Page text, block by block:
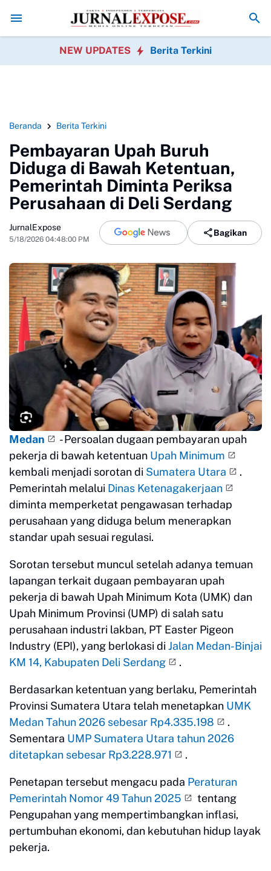
Banten Soroti Dugaan Penyimpangan Program P3TGAI 2026
NEW UPDATES Berita Terkini
Beranda Berita Terkini
Pembayaran Upah Buruh
Diduga di Bawah Ketentuan,
Pemerintah Diminta Periksa
Perusahaan di Deli Serdang
JurnalExpose
5/18/2026 04:48:00 PM
Bagikan
Medan
- Persoalan dugaan pembayaran upah
pekerja di bawah ketentuan Upah Minimum
kembali menjadi sorotan di Sumatera Utara
.
Pemerintah melalui Dinas Ketenagakerjaan
diminta memperketat pengawasan terhadap
perusahaan yang diduga belum menerapkan
standar upah sesuai regulasi.
Sorotan tersebut muncul setelah adanya temuan
lapangan terkait dugaan pembayaran upah
pekerja di bawah Upah Minimum Kota (UMK) dan
Upah Minimum Provinsi (UMP) di salah satu
perusahaan industri lakban, PT Easter Pigeon
Industry (EPI), yang berlokasi di Jalan Medan-Binjai
KM 14, Kabupaten Deli Serdang
.
Berdasarkan ketentuan yang berlaku, Pemerintah
Provinsi Sumatera Utara telah menetapkan UMK
Medan Tahun 2026 sebesar Rp4.335.198
.
Sementara UMP Sumatera Utara tahun 2026
ditetapkan sebesar Rp3.228.971
.
Penetapan tersebut mengacu pada Peraturan
Pemerintah Nomor 49 Tahun 2025
tentang
Pengupahan yang mempertimbangkan inflasi,
pertumbuhan ekonomi, dan kebutuhan hidup layak
pekerja.